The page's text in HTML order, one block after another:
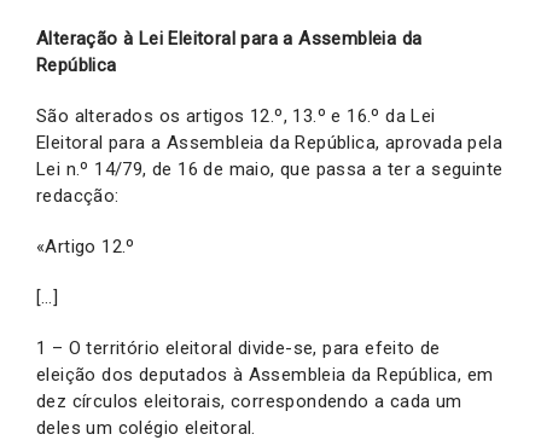
Alteração à Lei Eleitoral para a Assembleia da
República
São alterados os artigos 12.º, 13.º e 16.º da Lei
Eleitoral para a Assembleia da República, aprovada pela
Lei n.º 14/79, de 16 de maio, que passa a ter a seguinte
redacção:
«Artigo 12.º
[…]
1 – O território eleitoral divide-se, para efeito de
eleição dos deputados à Assembleia da República, em
dez círculos eleitorais, correspondendo a cada um
deles um colégio eleitoral.